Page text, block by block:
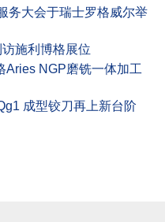
务大会于瑞士罗格威尔举
施利博格展位
Aries NGP磨铣一体加工
成型铰刀再上新台阶